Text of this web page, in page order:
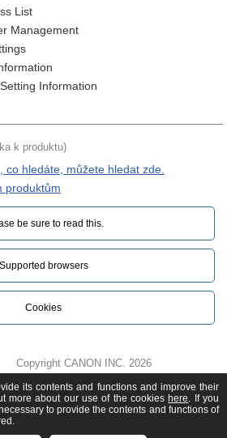
List
Management
Information
k produktu)
co hledáte, můžete hledat zde.
produktům
be sure to read this.‎
Supported browsers
Cookies
Copyright CANON INC. 2026
its contents and functions and improve their
more about our use of the cookies here. If you
to provide the contents and functions of